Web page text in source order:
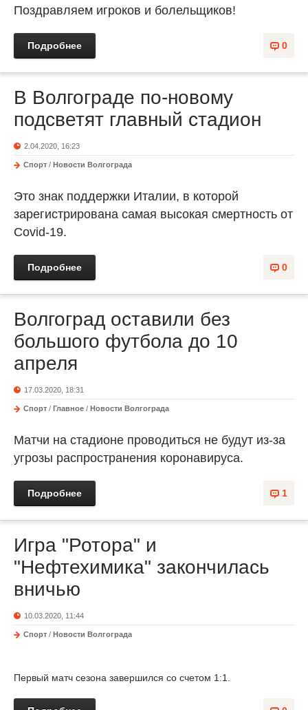
Поздравляем игроков и болельщиков!
0
Подробнее
В Волгограде по-новому
подсветят главный стадион
2.04.2020, 16:23
Спорт / Новости Волгограда
Это знак поддержки Италии, в которой
зарегистрирована самая высокая смертность от
Covid-19.
0
Подробнее
Волгоград оставили без
большого футбола до 10
апреля
17.03.2020, 18:31
Спорт / Главное / Новости Волгограда
Матчи на стадионе проводиться не будут из-за
угрозы распространения коронавируса.
1
Подробнее
Игра "Ротора" и
"Нефтехимика" закончилась
вничью
10.03.2020, 11:44
Спорт / Новости Волгограда
Первый матч сезона завершился со счетом 1:1.